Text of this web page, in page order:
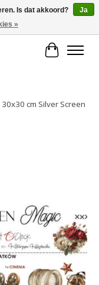
cm Silver Screen
Is dat akkoord?
Ja
»